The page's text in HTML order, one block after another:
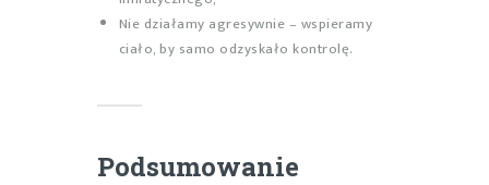
Nie działamy agresywnie – wspieramy
ciało, by samo odzyskało kontrolę.
Podsumowanie